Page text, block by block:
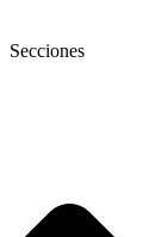
Secciones